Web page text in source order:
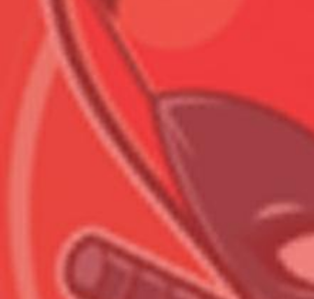
Всего товара в корзине
Сумма к оплате (без